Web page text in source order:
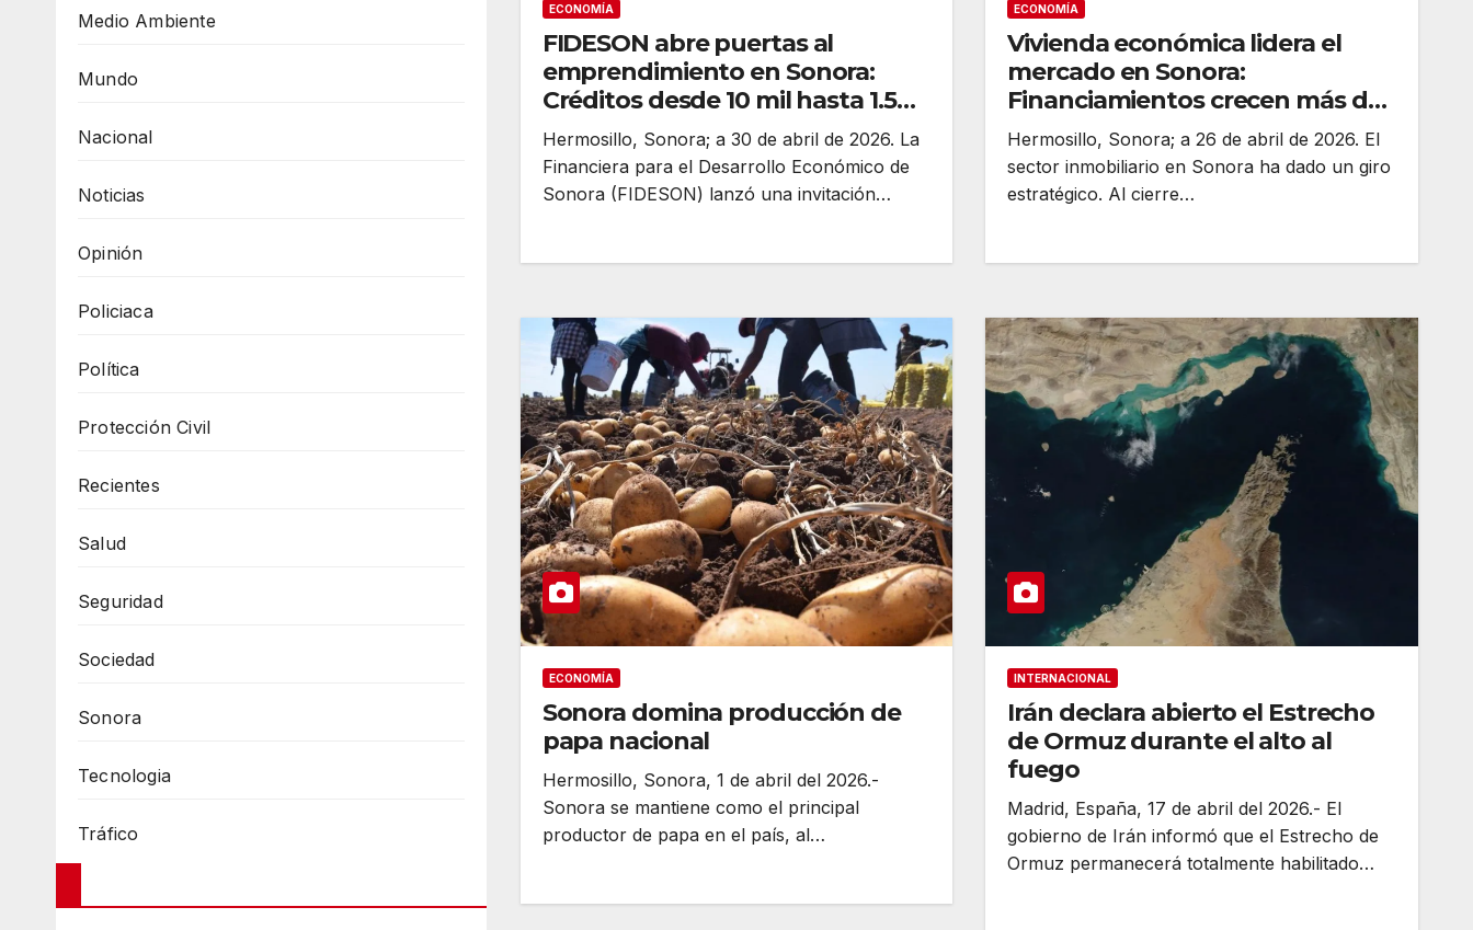
Medio Ambiente
Mundo
Nacional
Noticias
Opinión
Policiaca
Política
Protección Civil
Recientes
Salud
Seguridad
Sociedad
Sonora
Tecnologia
Tráfico
ECONOMÍA
FIDESON abre puertas al
emprendimiento en Sonora:
Créditos desde 10 mil hasta 1.5
millones de pesos
Hermosillo, Sonora; a 30 de abril de 2026. La
Financiera para el Desarrollo Económico de
Sonora (FIDESON) lanzó una invitación…
ECONOMÍA
Vivienda económica lidera el
mercado en Sonora:
Financiamientos crecen más del
60%
Hermosillo, Sonora; a 26 de abril de 2026. El
sector inmobiliario en Sonora ha dado un giro
estratégico. Al cierre…
ECONOMÍA
Sonora domina producción de
papa nacional
Hermosillo, Sonora, 1 de abril del 2026.-
Sonora se mantiene como el principal
productor de papa en el país, al…
INTERNACIONAL
Irán declara abierto el Estrecho
de Ormuz durante el alto al
fuego
Madrid, España, 17 de abril del 2026.- El
gobierno de Irán informó que el Estrecho de
Ormuz permanecerá totalmente habilitado…